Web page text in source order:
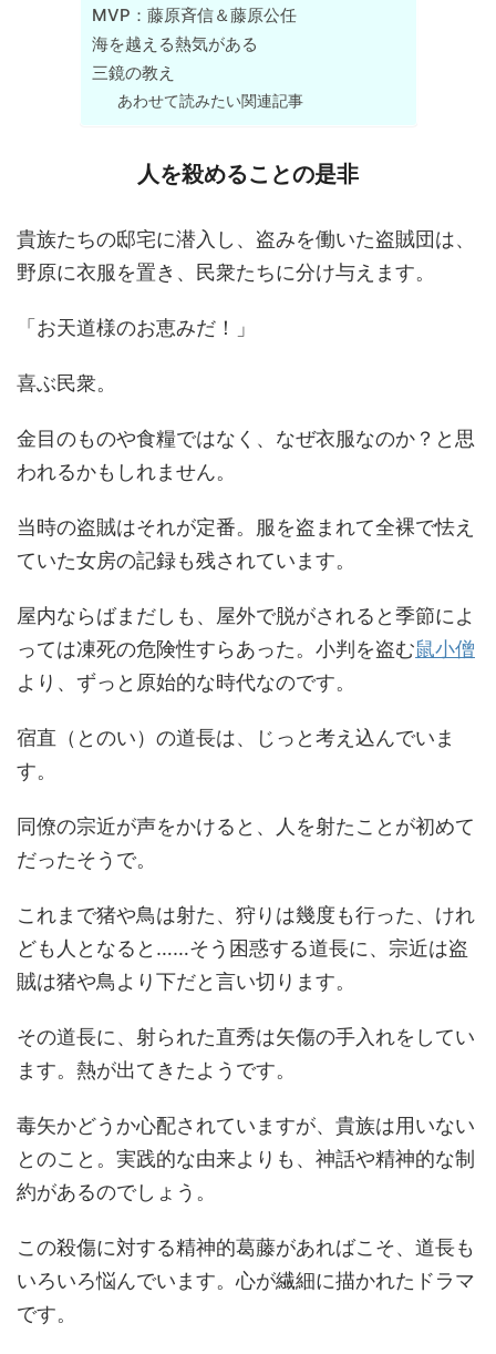
MVP：藤原斉信＆藤原公任
海を越える熱気がある
三鏡の教え
あわせて読みたい関連記事
人を殺めることの是非
貴族たちの邸宅に潜入し、盗みを働いた盗賊団は、
野原に衣服を置き、民衆たちに分け与えます。
「お天道様のお恵みだ！」
喜ぶ民衆。
金目のものや食糧ではなく、なぜ衣服なのか？と思
われるかもしれません。
当時の盗賊はそれが定番。服を盗まれて全裸で怯え
ていた女房の記録も残されています。
屋内ならばまだしも、屋外で脱がされると季節によ
っては凍死の危険性すらあった。小判を盗む鼠小僧
より、ずっと原始的な時代なのです。
宿直（とのい）の道長は、じっと考え込んでいま
す。
同僚の宗近が声をかけると、人を射たことが初めて
だったそうで。
これまで猪や鳥は射た、狩りは幾度も行った、けれ
ども人となると……そう困惑する道長に、宗近は盗
賊は猪や鳥より下だと言い切ります。
その道長に、射られた直秀は矢傷の手入れをしてい
ます。熱が出てきたようです。
毒矢かどうか心配されていますが、貴族は用いない
とのこと。実践的な由来よりも、神話や精神的な制
約があるのでしょう。
この殺傷に対する精神的葛藤があればこそ、道長も
いろいろ悩んでいます。心が繊細に描かれたドラマ
です。